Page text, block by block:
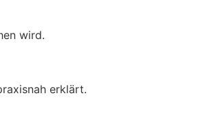
wird.
erklärt.